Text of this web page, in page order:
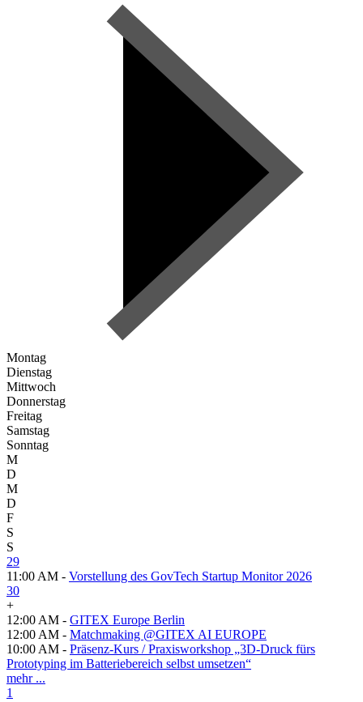
Montag
Dienstag
Mittwoch
Donnerstag
Freitag
Samstag
Sonntag
M
D
M
D
F
S
S
29
11:00 AM - Vorstellung des GovTech Startup Monitor 2026
30
+
12:00 AM - GITEX Europe Berlin
12:00 AM - Matchmaking @GITEX AI EUROPE
10:00 AM - Präsenz-Kurs / Praxisworkshop „3D-Druck fürs
Prototyping im Batteriebereich selbst umsetzen“
mehr ...
1